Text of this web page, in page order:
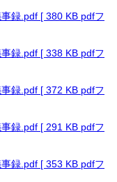
録.pdf [ 380 KB pdfフ
録.pdf [ 338 KB pdfフ
録.pdf [ 372 KB pdfフ
録.pdf [ 291 KB pdfフ
録.pdf [ 353 KB pdfフ